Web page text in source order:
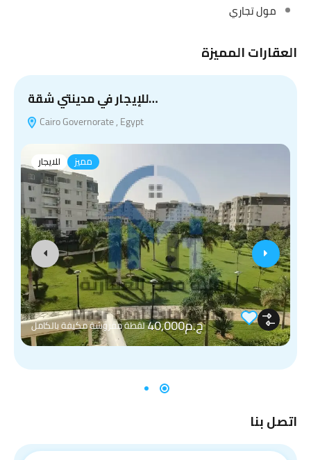
مول تجاري
العقارات المميزة
للإيجار في مدينتي شقة…
Cairo Governorate , Egypt
للايجار مميز
ج.م40,000 لقطة مفروشة مكيفة بالكامل
اتصل بنا